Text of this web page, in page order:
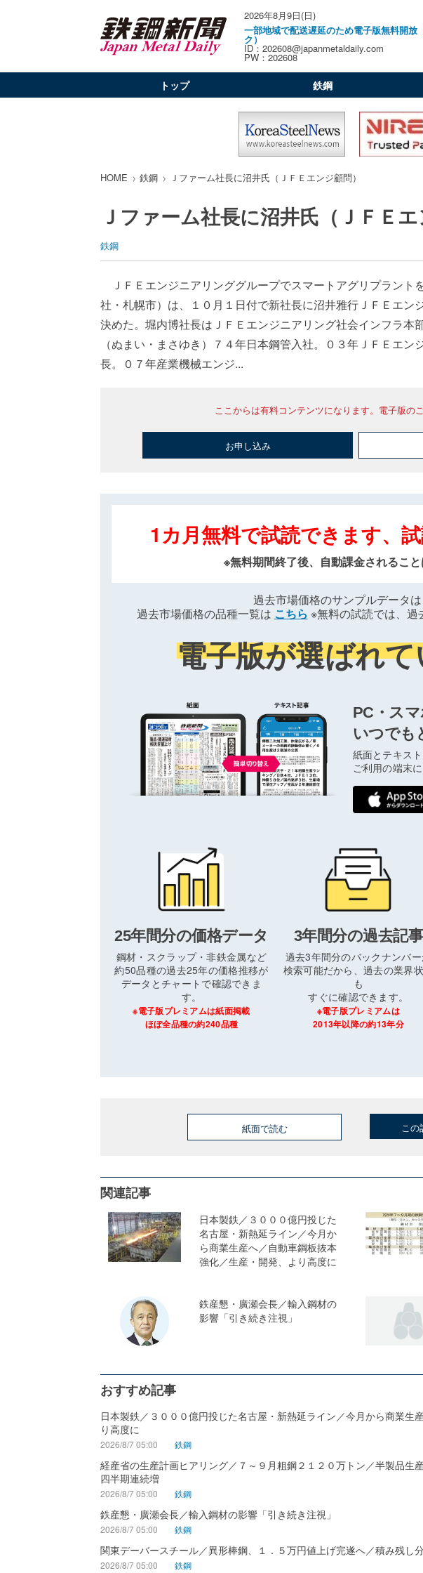
2026年8月9日(日)
一部地域で配送遅延のため電子版無料開放
ク）
ID：202608@japanmetaldaily.com
PW：202608
トップ 鉄鋼
HOME 鉄鋼 Ｊファーム社長に沼井氏（ＪＦＥエンジ顧問）
Ｊファーム社長に沼井氏（ＪＦＥエ
鉄鋼
ＪＦＥエンジニアリンググループでスマートアグリプラント
社・札幌市）は、１０月１日付で新社長に沼井雅行ＪＦＥエン
決めた。堀内博社長はＪＦＥエンジニアリング社会インフラ
（ぬまい・まさゆき）７４年日本鋼管入社。０３年ＪＦＥエン
長。０７年産業機械エンジ...
ここからは有料コンテンツになります。電子版の
お申し込み
1カ月無料で試読できます、
※無料期間終了後、自動課金されるこ
過去市場価格のサンプルデータは
過去市場価格の品種一覧は こちら ※無料の試読では、過
電子版が選ばれ
PC・ス
いつでも
紙面とテキス
ご利用の端末
25年間分の価格データ
鋼材・スクラップ・非鉄金属など
約50品種の過去25年の価格推移が
データとチャートで確認できま
す。
※電子版プレミアムは紙面掲載
ほぼ全品種の約240品種
3年間分の過去記事
過去3年間分のバックナンバ
検索可能だから、過去の業界
も
すぐに確認できます。
※電子版プレミアムは
2013年以降の約13年分
紙面で読む この
関連記事
日本製鉄／３０００億円投じた
名古屋・新熱延ライン／今月か
ら商業生産へ／自動車鋼板抜本
強化／生産・開発、より高度に
鉄産懇・廣瀬会長／輸入鋼材の
影響「引き続き注視」
おすすめ記事
日本製鉄／３０００億円投じた名古屋・新熱延ライン／今月から商業生
り高度に
2026/8/7 05:00 鉄鋼
経産省の生産計画ヒアリング／７～９月粗鋼２１２０万トン／半製品生
四半期連続増
2026/8/7 05:00 鉄鋼
鉄産懇・廣瀬会長／輸入鋼材の影響「引き続き注視」
2026/8/7 05:00 鉄鋼
関東デーバースチール／異形棒鋼、１．５万円値上げ完遂へ／積み残し
2026/8/7 05:00 鉄鋼